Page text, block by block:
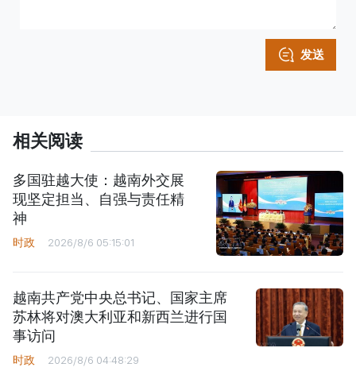
发送
相关阅读
多国驻越大使：越南外交展
现坚定担当、自强与责任精
神
时政 2026/8/6 05:15:01
越南共产党中央总书记、国家主席
苏林将对澳大利亚和新西兰进行国
事访问
时政 2026/8/6 04:48:29